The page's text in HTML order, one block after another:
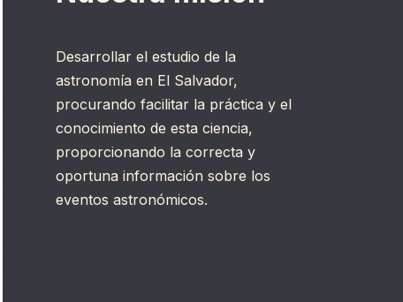
Desarrollar el estudio de la
astronomía en El Salvador,
procurando facilitar la práctica y el
conocimiento de esta ciencia,
proporcionando la correcta y
oportuna información sobre los
eventos astronómicos.